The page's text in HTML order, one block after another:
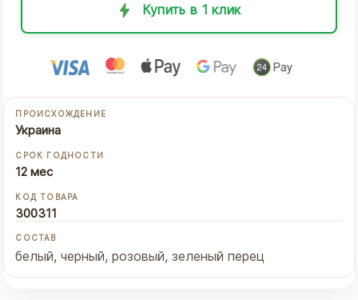
Купить в 1 клик
ПРОИСХОЖДЕНИЕ
Украина
СРОК ГОДНОСТИ
12 мес
КОД ТОВАРА
300311
СОСТАВ
белый, черный, розовый, зеленый перец